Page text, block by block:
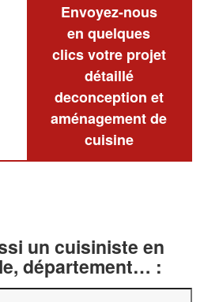
Envoyez-nous
en quelques
clics votre projet
détaillé
deconception et
aménagement de
cuisine
un cuisiniste en
département… :